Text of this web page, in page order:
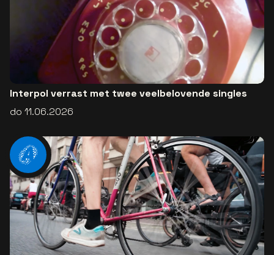
Interpol verrast met twee veelbelovende singles
do 11.06.2026